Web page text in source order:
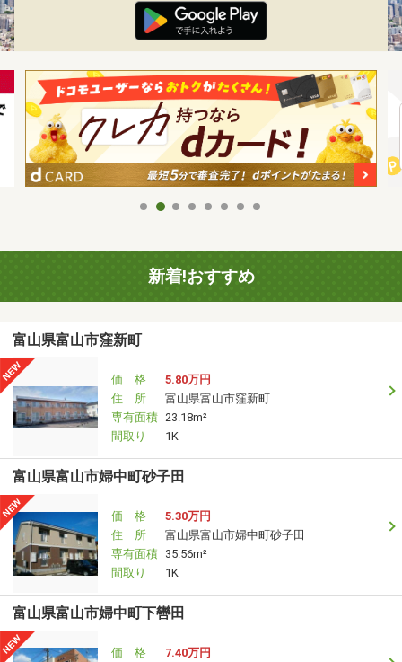
新着!おすすめ
富山県富山市窪新町
価 格
5.80万円
住 所
富山県富山市窪新町
専有面積 23.18m²
間取り
1K
富山県富山市婦中町砂子田
価 格
5.30万円
住 所
富山県富山市婦中町砂子田
専有面積 35.56m²
間取り
1K
富山県富山市婦中町下轡田
価 格
7.40万円